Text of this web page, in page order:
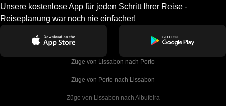
Unsere kostenlose App für jeden Schritt Ihrer Reise -
Reiseplanung war noch nie einfacher!
Züge von Lissabon nach Porto
Züge von Porto nach Lissabon
Züge von Lissabon nach Albufeira